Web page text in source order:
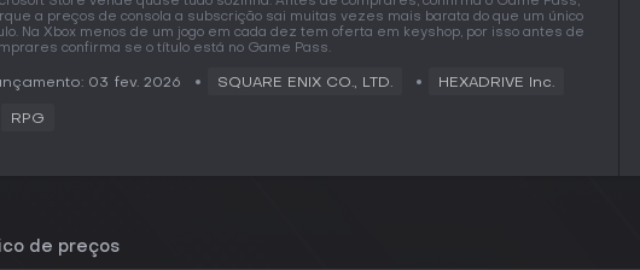
a preços de consola a subscrição sai muitas vezes mais barata do que um único
Na Xbox menos de um jogo em cada dez tem oferta em keyshop, por isso antes de
confirma se o título está no Game Pass.
03 fev. 2026 SQUARE ENIX CO., LTD. HEXADRIVE Inc.
RPG
de preços